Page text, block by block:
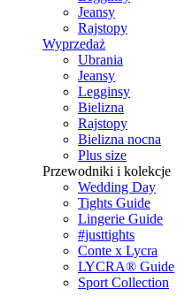
Jeansy
Rajstopy
Wyprzedaż
Ubrania
Jeansy
Legginsy
Bielizna
Rajstopy
Bielizna nocna
Plus size
Przewodniki i kolekcje
Wedding Day
Tights Guide
Lingerie Guide
#justtights
Conte x Lycra
LYCRA® Guide
Sport Сollection